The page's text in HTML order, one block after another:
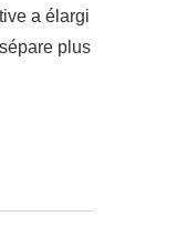
a élargi
plus